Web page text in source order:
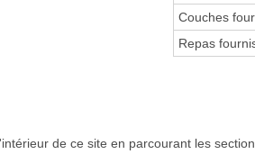
Couches
Repas
de ce site en parcourant les